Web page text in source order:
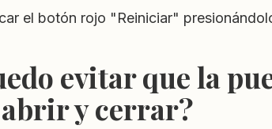
el botón rojo "Reiniciar"
evitar que la
y cerrar?